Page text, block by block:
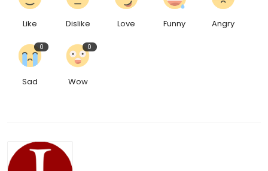
Like Dislike Love Funny Angry
0
Sad
0
Wow